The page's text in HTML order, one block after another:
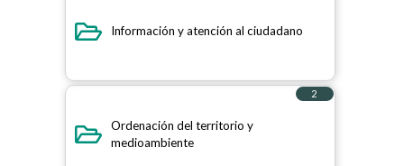
Información y atención al ciudadano
2
Ordenación del territorio y
medioambiente